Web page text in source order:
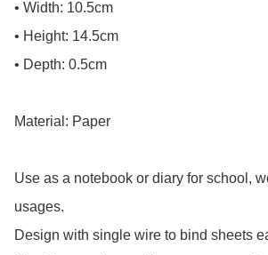
• Width: 10.5cm
• Height: 14.5cm
• Depth: 0.5cm
Material: Paper
Use as a notebook or diary for school,
usages.
Design with single wire to bind sheets